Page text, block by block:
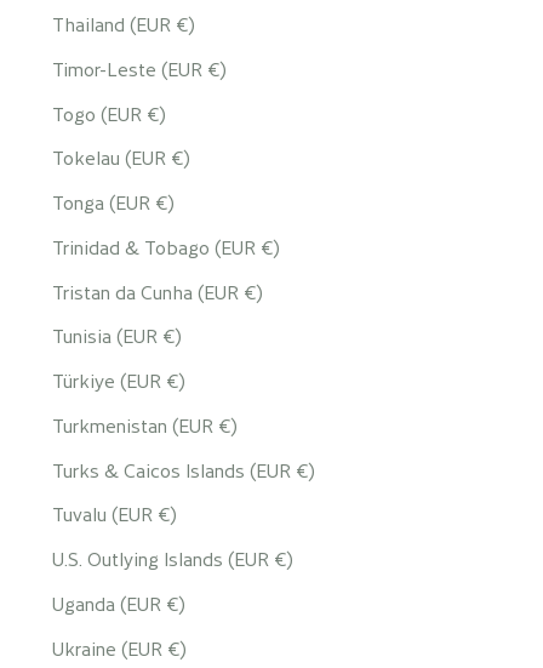
Thailand (EUR €)
Timor-Leste (EUR €)
Togo (EUR €)
Tokelau (EUR €)
Tonga (EUR €)
Trinidad & Tobago (EUR €)
Tristan da Cunha (EUR €)
Tunisia (EUR €)
Türkiye (EUR €)
Turkmenistan (EUR €)
Turks & Caicos Islands (EUR €)
Tuvalu (EUR €)
U.S. Outlying Islands (EUR €)
Uganda (EUR €)
Ukraine (EUR €)